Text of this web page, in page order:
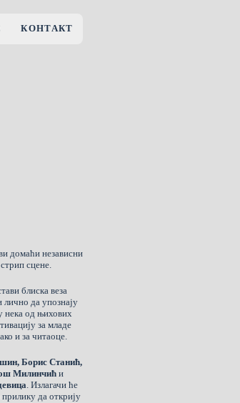
КОНТАКТ
домаћи независни
сцене.
блиска веза
лично да упознају
нека од њихових
за младе
и за читаоце.
Борис Станић,
Милинчићи
. Излагачи ће
да открију